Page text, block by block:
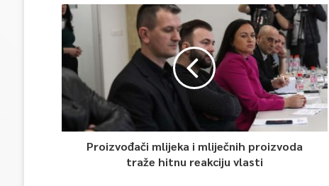
Proizvođači mlijeka i mliječnih proizvoda
traže hitnu reakciju vlasti